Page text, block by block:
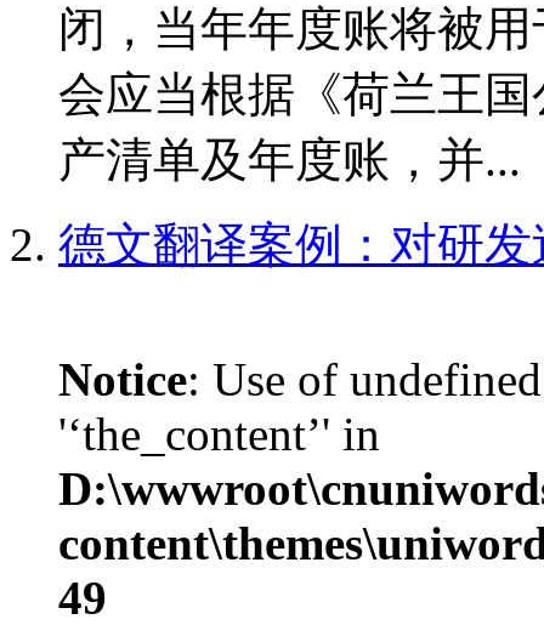
闭，当年年度账将被
会应当根据《荷兰王
产清单及年度账，并...
德文翻译案例：对研
Notice: Use of
'‘the_content’' in
49